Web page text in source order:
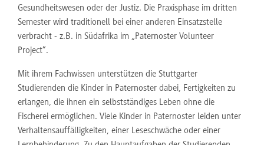
Gesundheitswesen oder der Justiz. Die Praxisphase im dritten
Semester wird traditionell bei einer anderen Einsatzstelle
verbracht - z.B. in Südafrika im „Paternoster Volunteer
Project“.
Mit ihrem Fachwissen unterstützen die Stuttgarter
Studierenden die Kinder in Paternoster dabei, Fertigkeiten zu
erlangen, die ihnen ein selbstständiges Leben ohne die
Fischerei ermöglichen. Viele Kinder in Paternoster leiden unter
Verhaltensauffälligkeiten, einer Leseschwäche oder einer